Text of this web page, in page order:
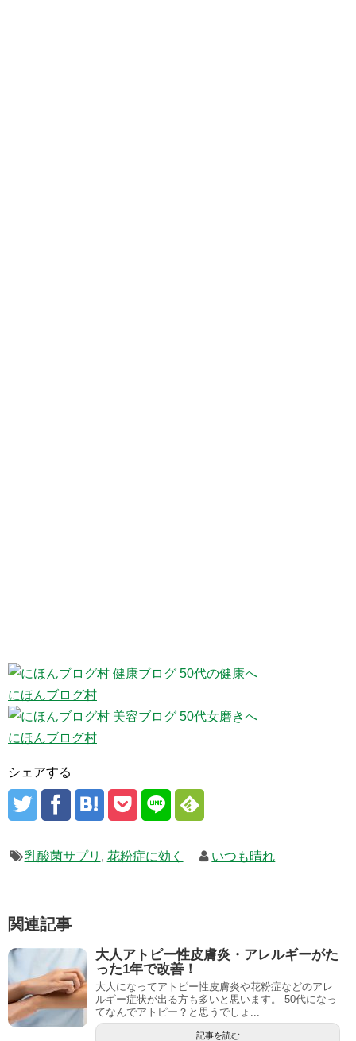
にほんブログ村
にほんブログ村
シェアする
乳酸菌サプリ , 花粉症に効く いつも晴れ
関連記事
大人アトピー性皮膚炎・アレルギーがた
った1年で改善！
大人になってアトピー性皮膚炎や花粉症などのアレ
ルギー症状が出る方も多いと思います。 50代になっ
てなんでアトピー？と思うでしょ...
記事を読む